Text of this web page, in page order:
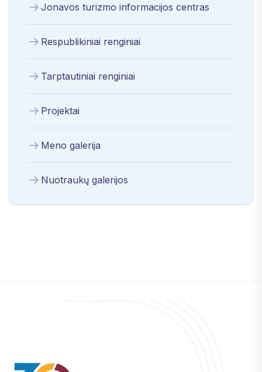
Jonavos turizmo informacijos centras
Respublikiniai renginiai
Tarptautiniai renginiai
Projektai
Meno galerija
Nuotraukų galerijos